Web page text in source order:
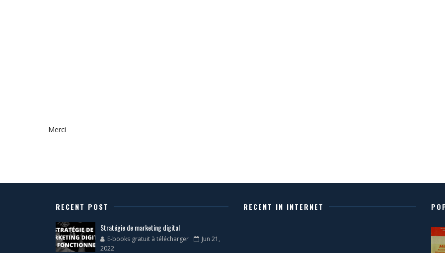
Merci
RECENT POST
Stratégie de marketing digital
E-books gratuit à télécharger
Jun 21,
2022
RECENT IN INTERNET